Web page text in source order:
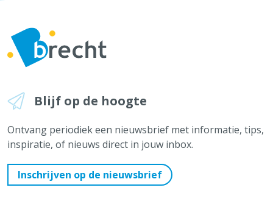
Openingsuren & adressen
Maak een afspraak
Aanvragen & attesten
Meld iets
Blijf op de hoogte
Ontvang periodiek een nieuwsbrief met informatie, tips,
inspiratie, of nieuws direct in jouw inbox.
Inschrijven op de nieuwsbrief